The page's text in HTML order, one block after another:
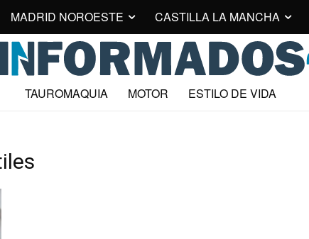
MADRID NOROESTE CASTILLA LA MANCHA
TAUROMAQUIA MOTOR ESTILO DE VIDA